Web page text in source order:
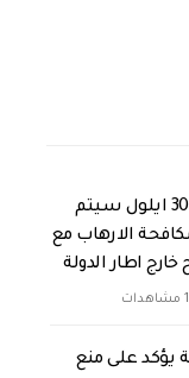
ادارة الدولة: بعد 30 ايلول سيتم
الارهاب مع
اطار الدولة
يؤكد على منع